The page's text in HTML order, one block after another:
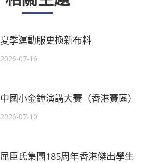
題
夏季運動服更換新布料
2026-07-16
中國小金鐘演講大賽（香港賽區）
2026-07-10
屈臣氏集團185周年香港傑出學生